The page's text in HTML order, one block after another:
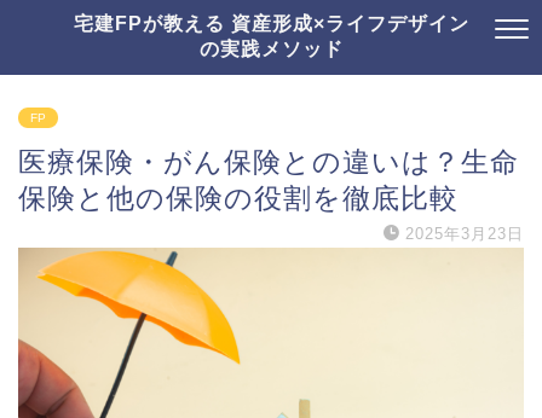
宅建FPが教える 資産形成×ライフデザイン
の実践メソッド
FP
医療保険・がん保険との違いは？生命
保険と他の保険の役割を徹底比較
2025年3月23日